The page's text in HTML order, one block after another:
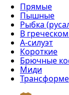
Прямые
Пышные
Рыбка
В
А-силуэт
Короткие
Брючные
Миди